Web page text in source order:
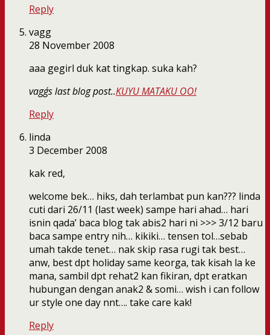
Reply
vagg
28 November 2008
aaa gegirl duk kat tingkap. suka kah?
vagg´s last blog post..KUYU MATAKU OO!
Reply
linda
3 December 2008
kak red,
welcome bek… hiks, dah terlambat pun kan??? linda
cuti dari 26/11 (last week) sampe hari ahad… hari
isnin qada’ baca blog tak abis2 hari ni >>> 3/12 baru
baca sampe entry nih… kikiki… tensen tol…sebab
umah takde tenet… nak skip rasa rugi tak best…
anw, best dpt holiday same keorga, tak kisah la ke
mana, sambil dpt rehat2 kan fikiran, dpt eratkan
hubungan dengan anak2 & somi… wish i can follow
ur style one day nnt…. take care kak!
Reply